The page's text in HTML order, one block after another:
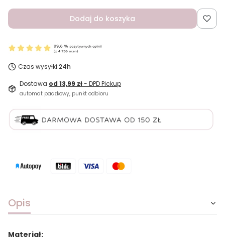
Dodaj do koszyka
Czas wysyłki:24h
Dostawa od 13,99 zł- DPD Pickup
automat paczkowy, punkt odbioru
Opis
Materiał: